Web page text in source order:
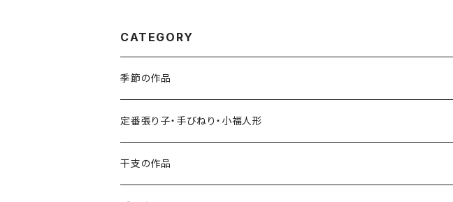
CATEGORY
季節の作品
張り子
手びねり人形
定番張り子・手びねり・小福人形
張り子
干支の作品